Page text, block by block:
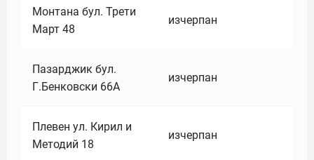
Монтана бул. Трети
Март 48
изчерпан
Пазарджик бул.
Г.Бенковски 66А
изчерпан
Плевен ул. Кирил и
Методий 18
изчерпан